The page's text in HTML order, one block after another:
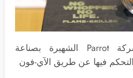
طبق طائر من شركة Parrot الشهيرة بصناعة
فيها عن طريق الآي-فون